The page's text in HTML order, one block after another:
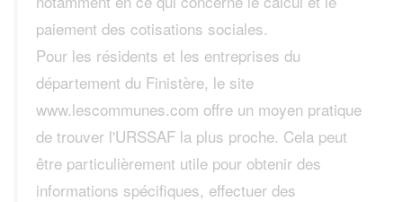
paiement des cotisations sociales.
Pour les résidents et les entreprises du
département du Finistère, le site
www.lescommunes.com offre un moyen pratique
de trouver l'URSSAF la plus proche. Cela peut
être particulièrement utile pour obtenir des
informations spécifiques, effectuer des